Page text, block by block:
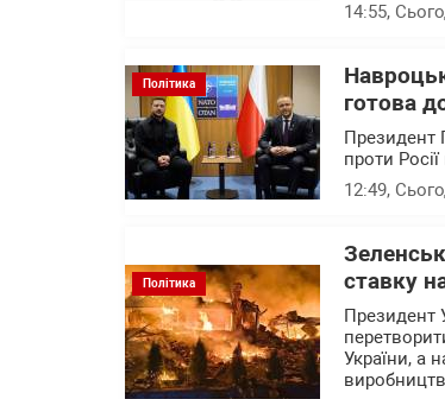
14:55,
Політика
готова
Президент
проти
12:49,
Політика
ставку
Президент
України, а